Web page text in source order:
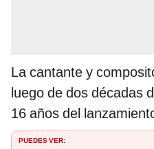
La cantante y
luego de dos décadas
16 años del
PUEDES VER: